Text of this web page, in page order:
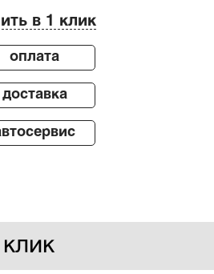
в 1 клик
оплата
доставка